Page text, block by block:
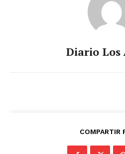
Diario Los
COMPARTIR